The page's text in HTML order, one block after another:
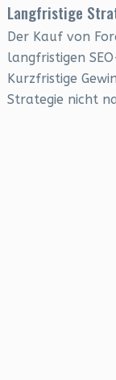
Langfristige
Der Kauf von
langfristigen
Kurzfristige
Strategie nicht